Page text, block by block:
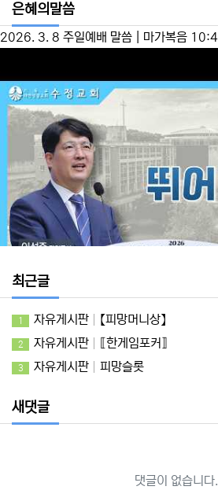
은혜의말씀
최근글
1 자유게시판 【피망머니상】
2 자유게시판 ⟦한게임포커⟧
3 자유게시판 피망슬롯
새댓글
댓글이 없습니다.